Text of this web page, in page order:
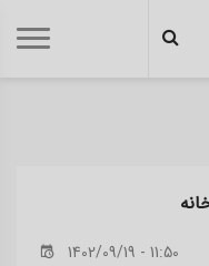
1402/09/19 - 11:50